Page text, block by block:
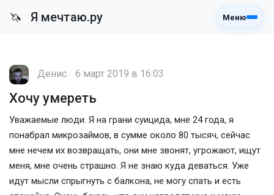
🦄 Я мечтаю.ру Меню
Денис 6 март 2019 в 16:03
Хочу умереть
Уважаемые люди. Я на грани суицида, мне 24 года, я
понабрал микрозаймов, в сумме около 80 тысяч, сейчас
мне нечем их возвращать, они мне звонят, угрожают, ищут
меня, мне очень страшно. Я не знаю куда деваться. Уже
идут мысли спрыгнуть с балкона, не могу спать и есть